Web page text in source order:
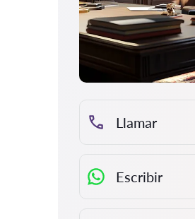
Llamar
Escribir